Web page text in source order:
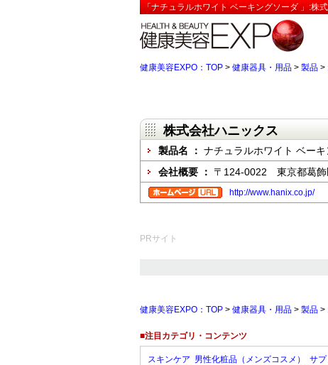
「ナチュラルホワイト ベーキングソーダ 」:株
健康美容EXPO：TOP > 健康器具・用品 > 製品 >
株式会社ハニックス
製品名 ： ナチュラルホワイト ベー
会社概要 ： 〒124-0022 東京都葛飾
http://www.hanix.co.jp/
PRサイト
健康美容EXPO：TOP > 健康器具・用品 > 製品 >
■注目カテゴリ・コンテンツ
スキンケア 男性化粧品（メンズコスメ） サプ